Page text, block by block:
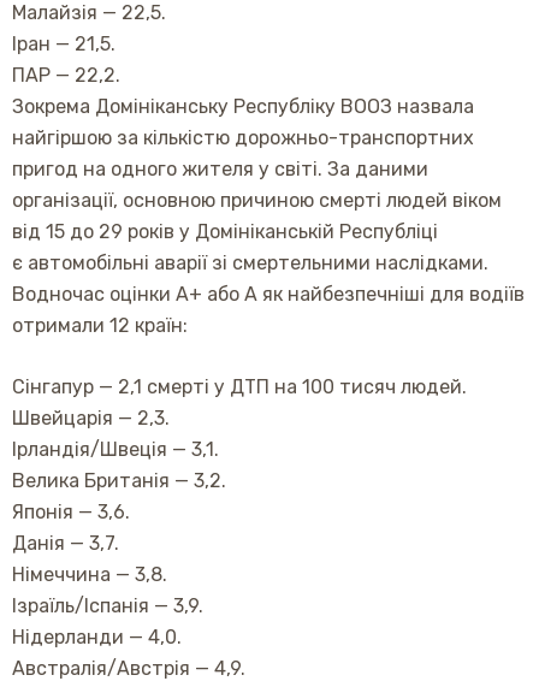
Малайзія — 22,5.
Іран — 21,5.
ПАР — 22,2.
Зокрема Домініканську Республіку ВООЗ назвала
найгіршою за кількістю дорожньо-транспортних
пригод на одного жителя у світі. За даними
організації, основною причиною смерті людей віком
від 15 до 29 років у Домініканській Республіці
є автомобільні аварії зі смертельними наслідками.
Водночас оцінки A+ або A як найбезпечніші для водіїв
отримали 12 країн:
Сінгапур — 2,1 смерті у ДТП на 100 тисяч людей.
Швейцарія — 2,3.
Ірландія/Швеція — 3,1.
Велика Британія — 3,2.
Японія — 3,6.
Данія — 3,7.
Німеччина — 3,8.
Ізраїль/Іспанія — 3,9.
Нідерланди — 4,0.
Австралія/Австрія — 4,9.